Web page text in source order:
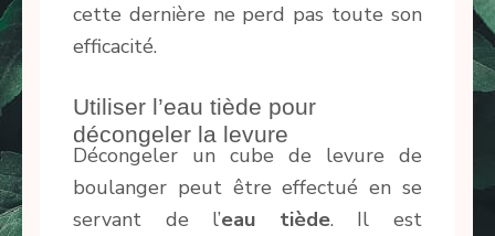
cette dernière ne perd pas toute son
efficacité.
Utiliser l’eau tiède pour
décongeler la levure
Décongeler un cube de levure de
boulanger peut être effectué en se
servant de l’eau tiède. Il est